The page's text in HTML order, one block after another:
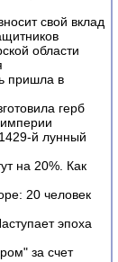
свой вклад
области
пришла в
герб
й лунный
на 20%. Как
20 человек
эпоха
за счет